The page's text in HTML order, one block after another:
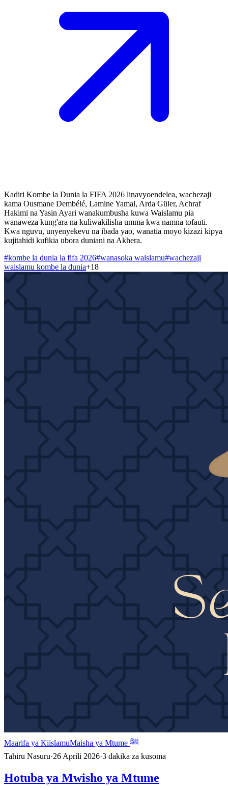
Kadiri Kombe la Dunia la FIFA 2026 linavyoendelea, wachezaji
kama Ousmane Dembélé, Lamine Yamal, Arda Güler, Achraf
Hakimi na Yasin Ayari wanakumbusha kuwa Waislamu pia
wanaweza kung'ara na kuliwakilisha umma kwa namna tofauti.
Kwa nguvu, unyenyekevu na ibada yao, wanatia moyo kizazi kipya
kujitahidi kufikia ubora duniani na Akhera.
#kombe la dunia la fifa 2026#wanasoka waislamu#wachezaji
waislamu kombe la dunia+18
Maarifa ya Kiislamu
Maisha ya Mtume ﷺ
Tahiru Nasuru·26 Aprili 2026·3 dakika za kusoma
Hotuba ya Mwisho ya Mtume